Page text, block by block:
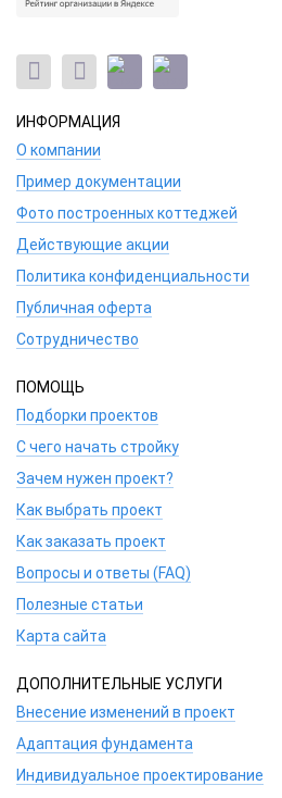
ИНФОРМАЦИЯ
О компании
Пример документации
Фото построенных коттеджей
Действующие акции
Политика конфиденциальности
Публичная оферта
Сотрудничество
ПОМОЩЬ
Подборки проектов
С чего начать стройку
Зачем нужен проект?
Как выбрать проект
Как заказать проект
Вопросы и ответы (FAQ)
Полезные статьи
Карта сайта
ДОПОЛНИТЕЛЬНЫЕ УСЛУГИ
Внесение изменений в проект
Адаптация фундамента
Индивидуальное проектирование